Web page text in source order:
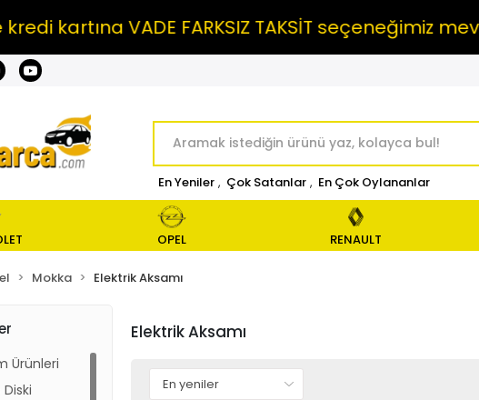
VADE FARKSIZ TAKSİT seçeneğimiz mevcuttur.
En Yeniler , Çok Satanlar , En Çok Oylananlar
OPEL RENAULT
Mokka Elektrik Aksamı
Ürünleri
Elektrik Aksamı